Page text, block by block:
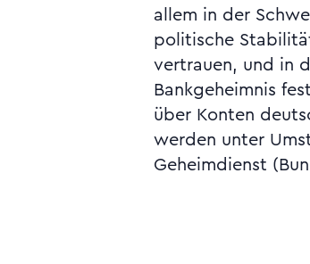
allem in der
politische
vertrauen, und in
Bankgeheimnis
über Konten
werden unter
Geheimdienst
in Bezug auf das
Siehe
Geld, heisses,